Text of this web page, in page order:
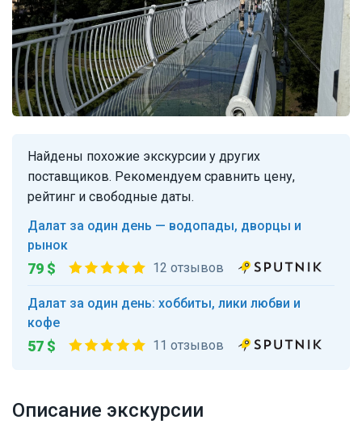
Описание экскурсии
Найдены похожие экскурсии у других
поставщиков. Рекомендуем сравнить цену,
рейтинг и свободные даты.
Далат за один день — водопады, дворцы и
рынок
79 $ 12 отзывов
Далат за один день: хоббиты, лики любви и
кофе
57 $ 11 отзывов